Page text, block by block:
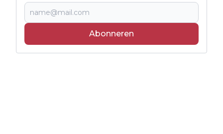
Abonneren